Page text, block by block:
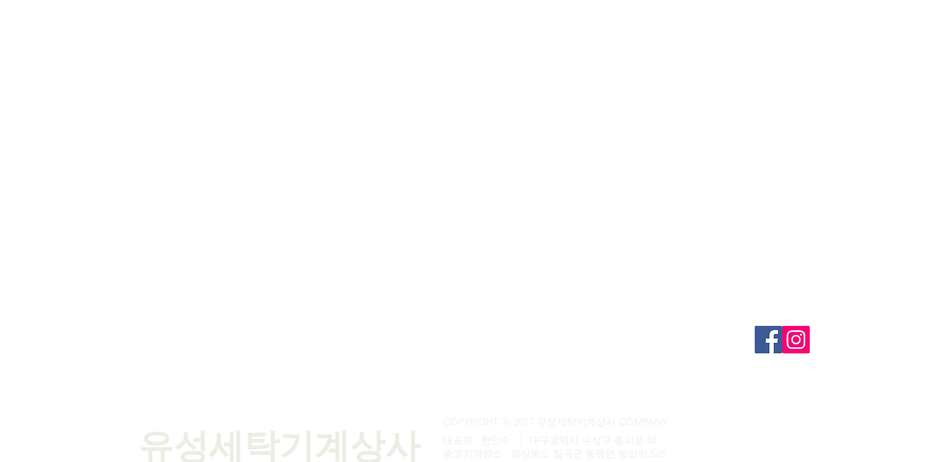
유성세탁기계상사
COPYRIGHT ⓒ 2017 유성세탁기계상사 COMPANY
대표자 : 한인수 | 대구광역시 수성구 충의로 56
​중고기계장소 : 경상북도 칠곡군 동명면 봉암리 528